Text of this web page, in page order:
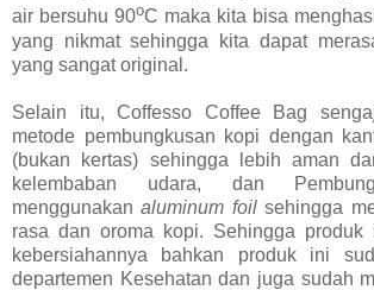
air bersuhu 90oC maka kita bisa
yang nikmat sehingga kita dapat
yang sangat original.
Selain itu, Coffesso Coffee Bag
metode pembungkusan kopi dengan
(bukan kertas) sehingga lebih aman
kelembaban udara, dan
menggunakanaluminum foilsehingga
rasa dan oroma kopi. Sehingga produk
kebersiahannya bahkan produk ini
departemen Kesehatan dan juga sudah